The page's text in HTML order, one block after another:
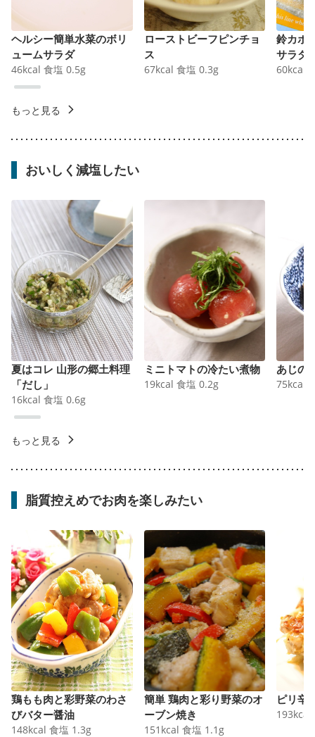
ヘルシー簡単水菜のボリ
ュームサラダ
46kcal 食塩 0.5g
ローストビーフピンチョ
ス
67kcal 食塩 0.3g
鈴カボ
サラダ
60kcal
もっと見る
おいしく減塩したい
夏はコレ 山形の郷土料理
「だし」
16kcal 食塩 0.6g
ミニトマトの冷たい煮物
19kcal 食塩 0.2g
あじの
75kcal
もっと見る
脂質控えめでお肉を楽しみたい
鶏もも肉と彩野菜のわさ
びバター醤油
148kcal 食塩 1.3g
簡単 鶏肉と彩り野菜のオ
ーブン焼き
151 kcal 食塩 1.1 g
ピリ辛
193kcal